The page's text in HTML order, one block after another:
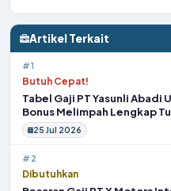
Artikel Terkait
#1
Butuh Cepat!
Tabel Gaji PT Yasunli Abadi
Bonus Melimpah Lengkap
25 Jul 2026
#2
Dibutuhkan